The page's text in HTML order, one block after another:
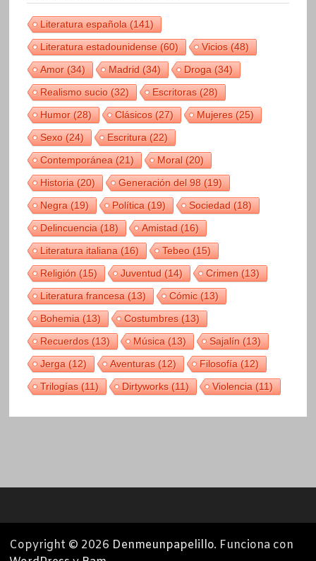
Literatura española(141)
Literatura estadounidense(60) Vicios(48)
Amor(34) Madrid(34) Droga(34)
Realismo sucio(32) Escritoras(28)
Humor(28) Clásicos(27) Mujeres(25)
Sexo(24) Escritura(22)
Contemporánea(21) Moral(20)
Historia(20) Generación del 98(19)
Negra(19) Política(19) Sociedad(18)
Delincuencia(18) Amistad(16)
Literatura italiana(16) Tebeo(15)
Religión(15) Juventud(14) Crimen(13)
Literatura francesa(13) Cómic(13)
Bohemia(13) Costumbres(13)
Recuerdos(13) Música(13) Sajalín(13)
Jerga(12) Aventuras(12) Filosofía(12)
Trilogías(11) Dirtyworks(11) Violencia(11)
Copyright © 2026 Denmeunpapelillo. Funciona con